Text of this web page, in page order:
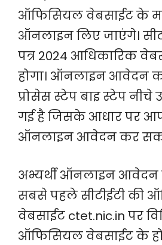
ऑफिसियल वेबसाईट के
ऑनलाइन लिए जाएंगे।
पत्र 2024 आधिकारिक
होगा। ऑनलाइन आवेदन
प्रोसेस स्टेप बाइ स्टेप
गई है जिसके आधार पर
ऑनलाइन आवेदन कर
अभ्यर्थी ऑनलाइन
सबसे पहले सीटीईटी की
वेबसाईट ctet.nic.in पर
ऑफिसियल वेबसाईट के